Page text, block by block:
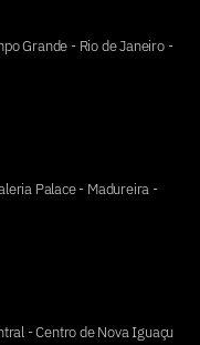
Grande - Rio de Janeiro -
Palace - Madureira -
- Centro de Nova Iguaçu